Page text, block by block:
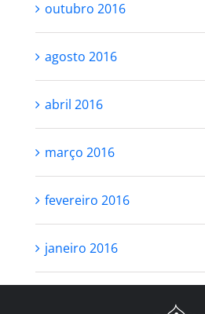
outubro 2016
agosto 2016
abril 2016
março 2016
fevereiro 2016
janeiro 2016